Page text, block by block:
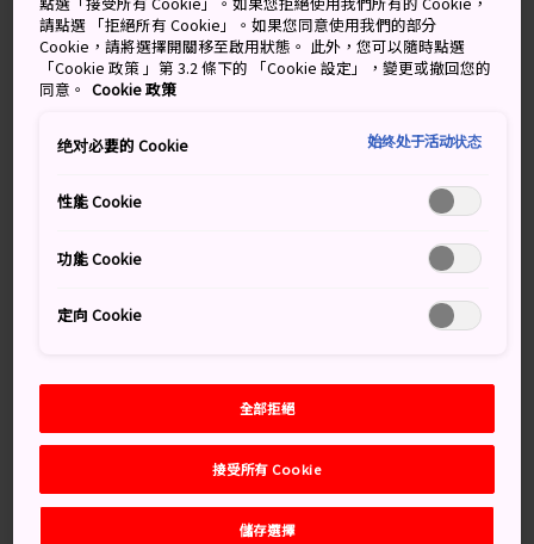
館多元及廣泛的收藏品吸引了全世界的藝術愛好者。
根津美術館的收藏範圍涵蓋日本的國寶和水墨畫，以及中
國古代的青銅器。茶會收藏品也是一流，還有專屬的展覽
珍貴的中國古代「雙羊尊」，全世界僅有的兩個
欣賞着根津咖啡室周圍的綠意，啜飲綠茶拿鐵
請點選 「拒絕所有 Cookie」。如果您同意使用我們的部分
Cookie，請將選擇開關移至啟用狀態。 此外，您可以隨時點選
「Cookie 政策 」第 3.2 條下的 「Cookie 設定」，變更或撤回您的
同意。 Cookie 政策
绝对必要的 Cookie 始终处于活动状态
性能 Cookie
功能 Cookie
定向 Cookie
全部拒絕
接受所有 Cookie
儲存選擇